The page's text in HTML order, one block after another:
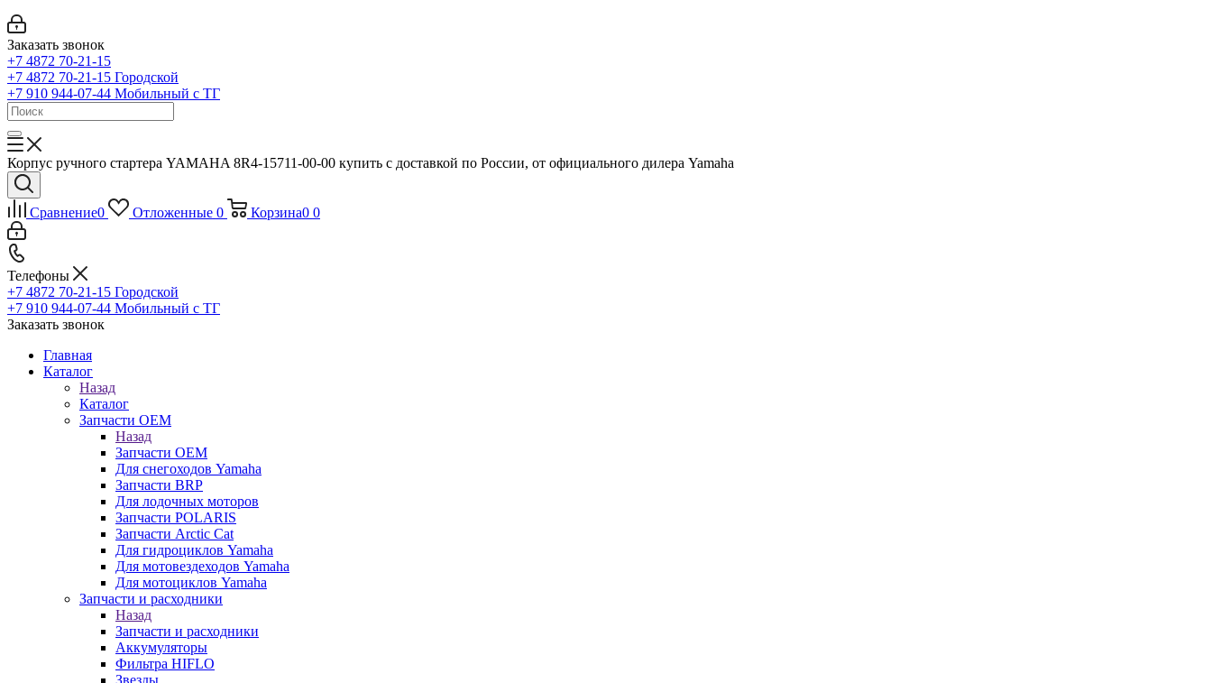
Заказать звонок
+7 4872 70-21-15
+7 4872 70-21-15 Городской
+7 910 944-07-44 Мобильный с ТГ
Корпус ручного стартера YAMAHA 8R4-15711-00-00 купить с доставкой по России, от официального дилера Yamaha
Сравнение0 Отложенные 0 Корзина0 0
Телефоны
+7 4872 70-21-15 Городской
+7 910 944-07-44 Мобильный с ТГ
Заказать звонок
Главная
Каталог
Назад
Каталог
Запчасти OEM
Назад
Запчасти OEM
Для снегоходов Yamaha
Запчасти BRP
Для лодочных моторов
Запчасти POLARIS
Запчасти Arctic Cat
Для гидроциклов Yamaha
Для мотовездеходов Yamaha
Для мотоциклов Yamaha
Запчасти и расходники
Назад
Запчасти и расходники
Аккумуляторы
Фильтра HIFLO
Звезды